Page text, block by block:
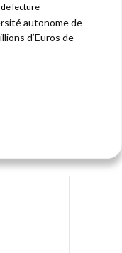
lecture
autonome de
d’Euros de